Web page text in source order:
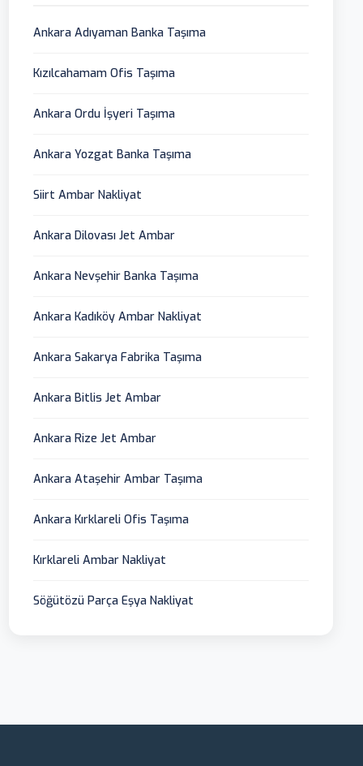
Ankara Adıyaman Banka Taşıma
Kızılcahamam Ofis Taşıma
Ankara Ordu İşyeri Taşıma
Ankara Yozgat Banka Taşıma
Siirt Ambar Nakliyat
Ankara Dilovası Jet Ambar
Ankara Nevşehir Banka Taşıma
Ankara Kadıköy Ambar Nakliyat
Ankara Sakarya Fabrika Taşıma
Ankara Bitlis Jet Ambar
Ankara Rize Jet Ambar
Ankara Ataşehir Ambar Taşıma
Ankara Kırklareli Ofis Taşıma
Kırklareli Ambar Nakliyat
Söğütözü Parça Eşya Nakliyat